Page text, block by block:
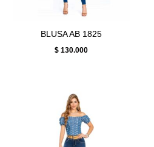
BLUSA AB 1825
$ 130.000